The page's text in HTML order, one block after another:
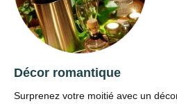
Décor romantique
Surprenez votre moitié avec un